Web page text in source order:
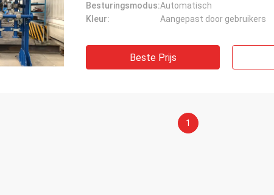
Besturingsmodus:Automatisch
Kleur:
Aangepast door gebruikers
Beste Prijs
1